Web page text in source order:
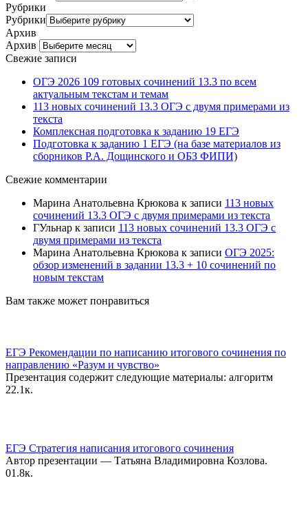
Рубрики
Рубрики
Архив
Архив
Свежие записи
ОГЭ 2026 109 готовых сочинений 13.3 по всем
актуальным текстам и темам
113 новых сочинений 13.3 ОГЭ с двумя примерами из
текста
Комплексная подготовка к заданию 19 ЕГЭ
Подготовка к заданию 1 ЕГЭ (на базе материалов из
сборников Р.А. Дощинского и ОБЗ ФИПИ)
Свежие комментарии
Марина Анатольевна Крюкова к записи 113 новых
сочинений 13.3 ОГЭ с двумя примерами из текста
ГУльнар к записи 113 новых сочинений 13.3 ОГЭ с
двумя примерами из текста
Марина Анатольевна Крюкова к записи ОГЭ 2025:
обзор изменений в задании 13.3 + 10 сочинений по
новым текстам
Вам также может понравиться
ЕГЭ Рекомендации по написанию итогового сочинения по
направлению «Разум и чувство»
Презентация содержит следующие материалы: алгоритм
22.1к.
ЕГЭ Стратегия написания итогового сочинения
Автор презентации — Татьяна Владимировна Козлова.
01.8к.